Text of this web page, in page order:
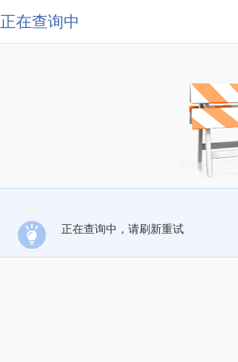
正在查询中
正在查询中，请刷新重试